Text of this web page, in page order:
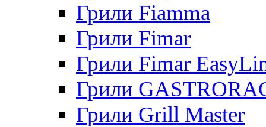
Грили Fiamma
Грили Fimar
Грили Fimar
Грили
Грили Grill Master